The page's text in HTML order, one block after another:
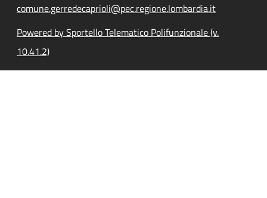
comune.gerredecaprioli@pec.regione.lombardia.it
Powered by Sportello Telematico Polifunzionale (v.
10.41.2)